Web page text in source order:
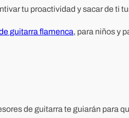
tu proactividad y sacar de ti
guitarra flamenca, para niños y
de guitarra te guiarán para